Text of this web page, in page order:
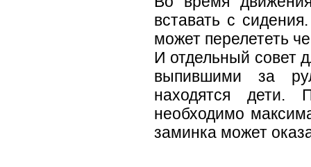
вставать с
может перелететь
И отдельный совет
выпившими за
находятся дети.
необходимо
заминка может